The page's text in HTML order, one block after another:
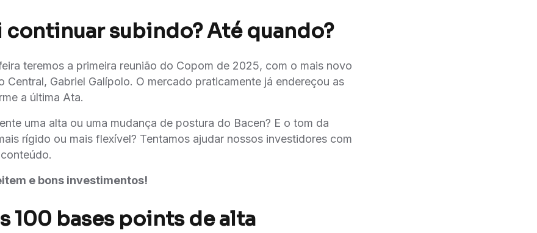
continuar subindo? Até quando?
teremos a primeira reunião do Copom de 2025, com o mais novo
Central, Gabriel Galípolo. O mercado praticamente já endereçou as
a última Ata.
uma alta ou uma mudança de postura do Bacen? E o tom da
rígido ou mais flexível? Tentamos ajudar nossos investidores com
e bons investimentos!
100 bases points de alta